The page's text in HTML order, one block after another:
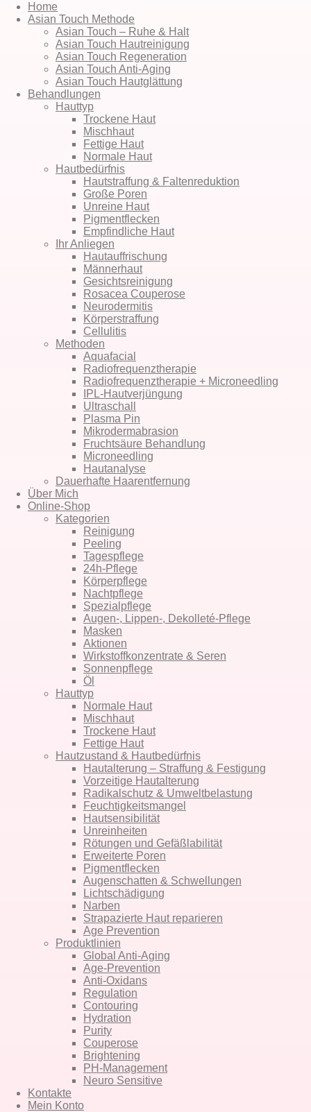
Home
Asian Touch Methode
Asian Touch – Ruhe & Halt
Asian Touch Hautreinigung
Asian Touch Regeneration
Asian Touch Anti-Aging
Asian Touch Hautglättung
Behandlungen
Hauttyp
Trockene Haut
Mischhaut
Fettige Haut
Normale Haut
Hautbedürfnis
Hautstraffung & Faltenreduktion
Große Poren
Unreine Haut
Pigmentflecken
Empfindliche Haut
Ihr Anliegen
Hautauffrischung
Männerhaut
Gesichtsreinigung
Rosacea Couperose
Neurodermitis
Körper­straffung
Cellulitis
Methoden
Aquafacial
Radiofrequenz­therapie
Radiofrequenz­therapie + Micro­needling
IPL-Haut­verjüngung
Ultraschall
Plasma Pin
Mikro­dermabrasion
Fruchtsäure Behandlung
Microneedling
Hautanalyse
Dauerhafte Haar­entfernung
Über Mich
Online-Shop
Kategorien
Reinigung
Peeling
Tagespflege
24h-Pflege
Körperpflege
Nachtpflege
Spezialpflege
Augen-, Lippen-, Dekolleté-Pflege
Masken
Aktionen
Wirkstoffkonzentrate & Seren
Sonnenpflege
Öl
Hauttyp
Normale Haut
Mischhaut
Trockene Haut
Fettige Haut
Hautzustand & Hautbedürfnis
Hautalterung – Straffung & Festigung
Vorzeitige Hautalterung
Radikalschutz & Umweltbelastung
Feuchtigkeitsmangel
Hautsensibilität
Unreinheiten
Rötungen und Gefäßlabilität
Erweiterte Poren
Pigmentflecken
Augenschatten & Schwellungen
Lichtschädigung
Narben
Strapazierte Haut reparieren
Age Prevention
Produktlinien
Global Anti-Aging
Age-Prevention
Anti-Oxidans
Regulation
Contouring
Hydration
Purity
Couperose
Brightening
PH-Management
Neuro Sensitive
Kontakte
Mein Konto